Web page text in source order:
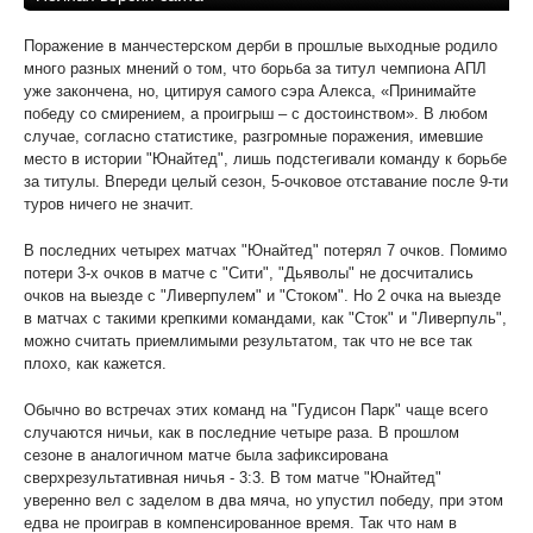
Поражение в манчестерском дерби в прошлые выходные родило
много разных мнений о том, что борьба за титул чемпиона АПЛ
уже закончена, но, цитируя самого сэра Алекса, «Принимайте
победу со смирением, а проигрыш – с достоинством». В любом
случае, согласно статистике, разгромные поражения, имевшие
место в истории "Юнайтед", лишь подстегивали команду к борьбе
за титулы. Впереди целый сезон, 5-очковое отставание после 9-ти
туров ничего не значит.
В последних четырех матчах "Юнайтед" потерял 7 очков. Помимо
потери 3-х очков в матче с "Сити", "Дьяволы" не досчитались
очков на выезде с "Ливерпулем" и "Стоком". Но 2 очка на выезде
в матчах с такими крепкими командами, как "Сток" и "Ливерпуль",
можно считать приемлимыми результатом, так что не все так
плохо, как кажется.
Обычно во встречах этих команд на "Гудисон Парк" чаще всего
случаются ничьи, как в последние четыре раза. В прошлом
сезоне в аналогичном матче была зафиксирована
сверхрезультативная ничья - 3:3. В том матче "Юнайтед"
уверенно вел с заделом в два мяча, но упустил победу, при этом
едва не проиграв в компенсированное время. Так что нам в